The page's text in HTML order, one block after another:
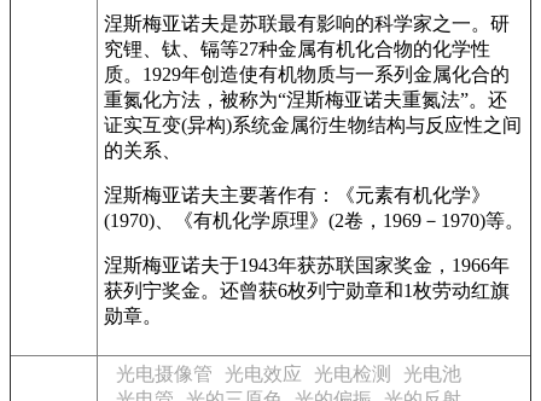
涅斯梅亚诺夫是苏联最有影响的科学家之一。研
究锂、钛、镉等27种金属有机化合物的化学性
质。1929年创造使有机物质与一系列金属化合的
重氮化方法，被称为“涅斯梅亚诺夫重氮法”。还
证实互变(异构)系统金属衍生物结构与反应性之间
的关系、
涅斯梅亚诺夫主要著作有：《元素有机化学》
(1970)、《有机化学原理》(2卷，1969－1970)等。
涅斯梅亚诺夫于1943年获苏联国家奖金，1966年
获列宁奖金。还曾获6枚列宁勋章和1枚劳动红旗
勋章。
光电摄像管 光电效应 光电检测
光电池